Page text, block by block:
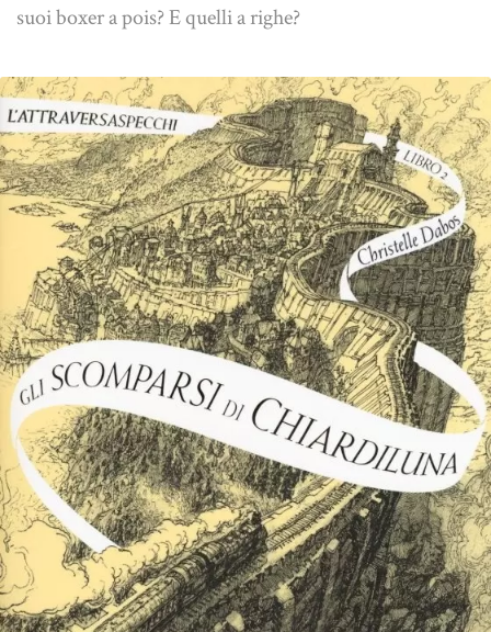
suoi boxer a pois? E quelli a righe?